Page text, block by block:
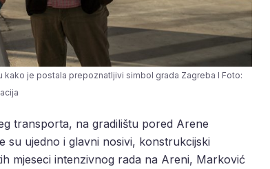
je postala prepoznatljivi simbol grada Zagreba I Foto:
transporta, na gradilištu pored Arene
ujedno i glavni nosivi, konstrukcijski
mjeseci intenzivnog rada na Areni, Marković